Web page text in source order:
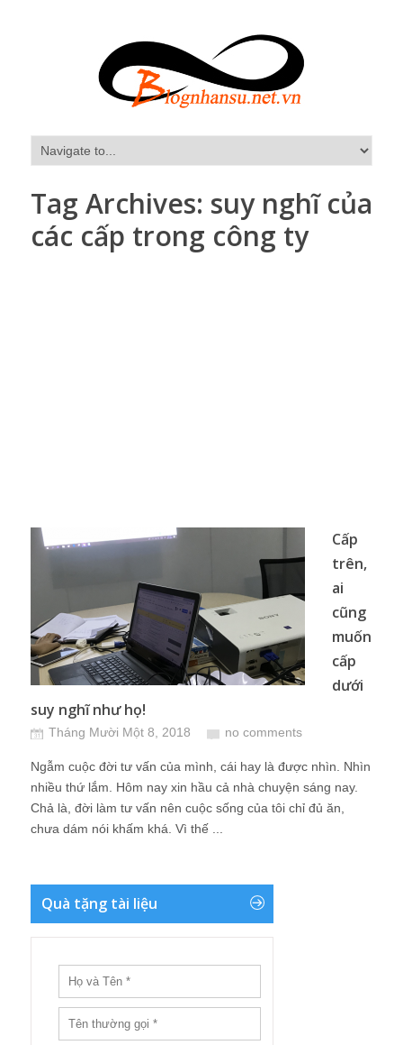
Tag Archives: suy nghĩ của
các cấp trong công ty
Cấp
trên,
ai
cũng
muốn
cấp
dưới
suy nghĩ như họ!
Tháng Mười Một 8, 2018 no comments
Ngẫm cuộc đời tư vấn của mình, cái hay là được nhìn. Nhìn
nhiều thứ lắm. Hôm nay xin hầu cả nhà chuyện sáng nay.
Chả là, đời làm tư vấn nên cuộc sống của tôi chỉ đủ ăn,
chưa dám nói khấm khá. Vì thế ...
Quà tặng tài liệu